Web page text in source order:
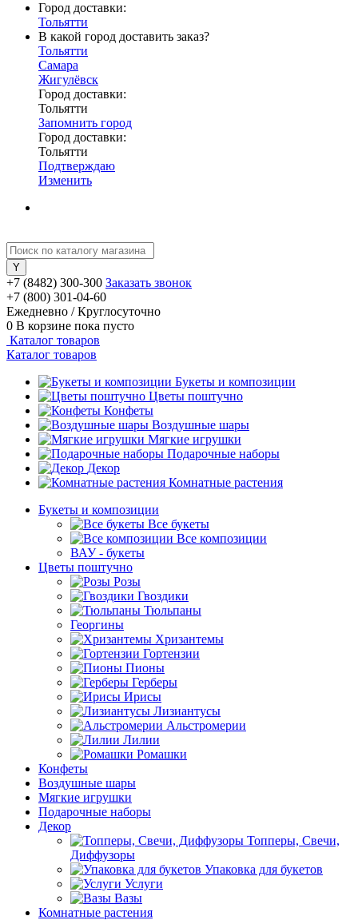
Город доставки:
Тольятти
В какой город доставить заказ?
Тольятти
Самара
Жигулёвск
Город доставки:
Тольятти
Запомнить город
Город доставки:
Тольятти
Подтверждаю
Изменить
+7 (8482) 300-300 Заказать звонок
+7 (800) 301-04-60
Ежедневно / Круглосуточно
0 В корзине пока пусто
Каталог товаров
Каталог товаров
Букеты и композиции
Цветы поштучно
Конфеты
Воздушные шары
Мягкие игрушки
Подарочные наборы
Декор
Комнатные растения
Букеты и композиции
Все букеты
Все композиции
ВАУ - букеты
Цветы поштучно
Розы
Гвоздики
Тюльпаны
Георгины
Хризантемы
Гортензии
Пионы
Герберы
Ирисы
Лизиантусы
Альстромерии
Лилии
Ромашки
Конфеты
Воздушные шары
Мягкие игрушки
Подарочные наборы
Декор
Топперы, Свечи,
Диффузоры
Упаковка для букетов
Услуги
Вазы
Комнатные растения